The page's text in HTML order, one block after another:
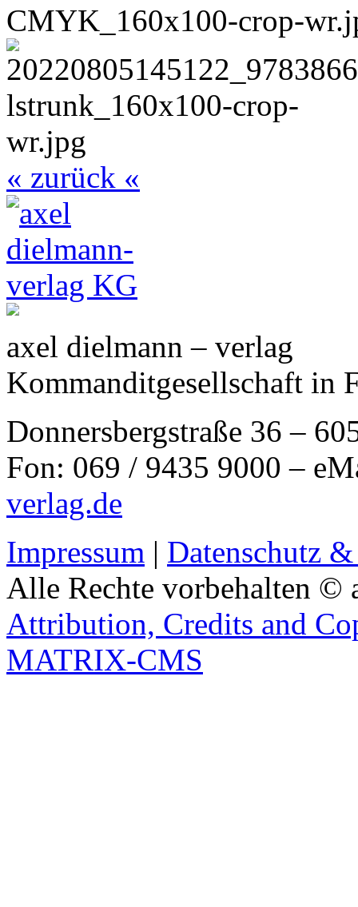
« zurück «
axel dielmann – verlag
Kommanditgesellschaft in
Donnersbergstraße 36 –
Fon: 069 / 9435 9000 –
verlag.de
Impressum | Datenschutz
Alle Rechte vorbehalten ©
Attribution, Credits and
MATRIX-CMS